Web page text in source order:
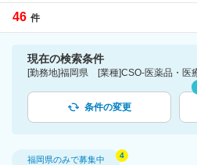
46 件
現在の検索条件
条件の変更
福岡県のみで募集中